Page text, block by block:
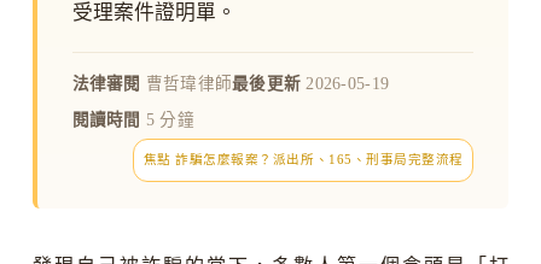
受理案件證明單。
法律審閱 曹哲瑋律師最後更新 2026-05-19
閱讀時間 5 分鐘
焦點 詐騙怎麼報案？派出所、165、刑事局完整流程